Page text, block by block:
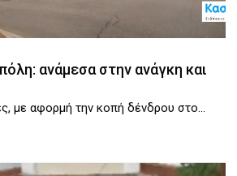
ανάμεσα στην ανάγκη και
με αφορμή την κοπή δένδρου στο...